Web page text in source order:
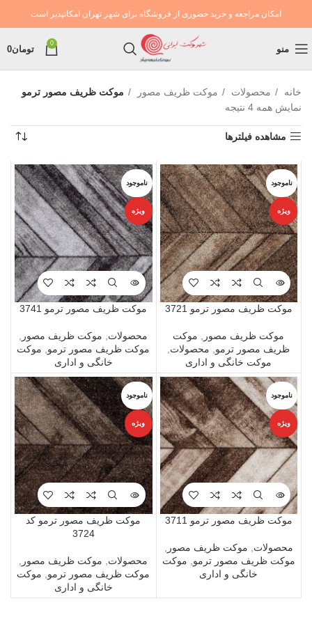
امکان مراجعه و خرید حضوری از فروشگاه برای شهر تهران امکانپذیر است
منو
0
تومان0
خانه محصولات موکت ظریف مصور
موکت ظریف مصور ترمو
نمایش همه 4 نتیجه
مشاهده فیلترها
ناموجود
ویژه
موکت ظریف مصور ترمو 3721
موکت ظریف مصور
موکت
ظریف مصور ترمو
محصولات
موکت خانگی و اداری
ناموجود
ویژه
موکت ظریف مصور ترمو 3741
محصولات موکت ظریف مصور
موکت ظریف مصور ترمو
موکت
خانگی و اداری
ناموجود
ویژه
موکت ظریف مصور ترمو 3711
محصولات موکت ظریف مصور
موکت ظریف مصور ترمو
موکت
خانگی و اداری
ناموجود
ویژه
موکت ظریف مصور ترمو کد
3724
محصولات موکت ظریف مصور
موکت ظریف مصور ترمو
موکت
خانگی و اداری